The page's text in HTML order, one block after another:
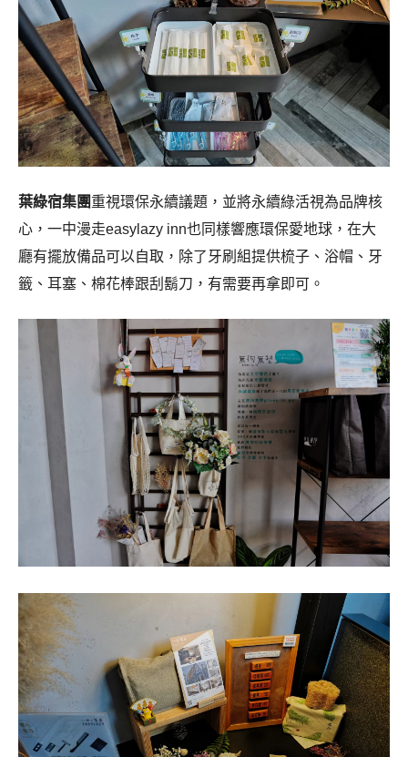
葉綠宿集團重視環保永續議題，並將永續綠活視為品牌核
心，一中漫走easylazy inn也同樣響應環保愛地球，在大
廳有擺放備品可以自取，除了牙刷組提供梳子、浴帽、牙
籤、耳塞、棉花棒跟刮鬍刀，有需要再拿即可。